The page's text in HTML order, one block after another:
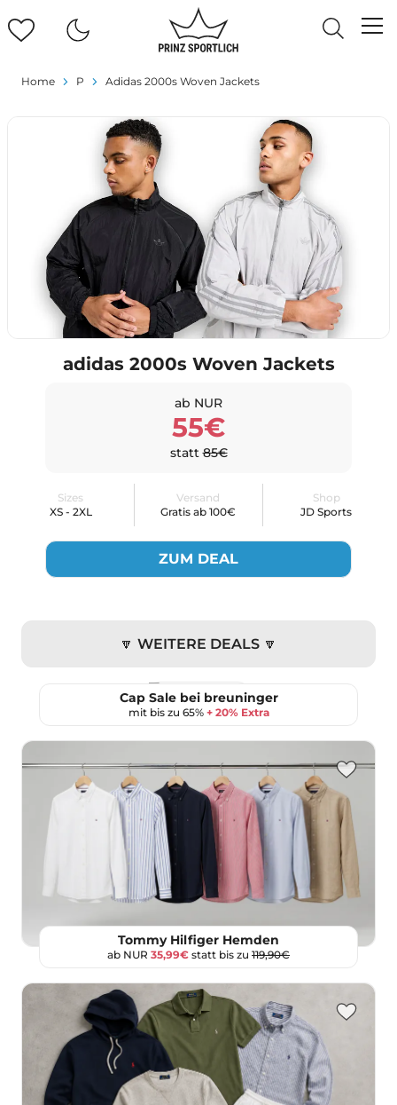
Home P Adidas 2000s Woven Jackets
adidas 2000s Woven Jackets
ab NUR
55€
statt85€
Sizes
XS - 2XL
Versand
Gratis ab 100€
Shop
JD Sports
ZUM DEAL
🔽 WEITERE DEALS 🔽
Cap Sale bei breuninger
mit bis zu 65% + 20% Extra
Tommy Hilfiger Hemden
ab NUR 35,99€ statt bis zu 119,90€